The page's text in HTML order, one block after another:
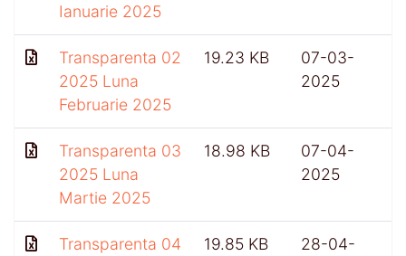
Ianuarie 2025
Transparenta 02
2025 Luna
Februarie 2025
19.23 KB
07-03-
2025
Transparenta 03
2025 Luna
Martie 2025
18.98 KB
07-04-
2025
Transparenta 04
19.85 KB
28-04-